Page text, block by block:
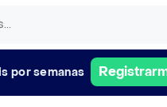
por semanas